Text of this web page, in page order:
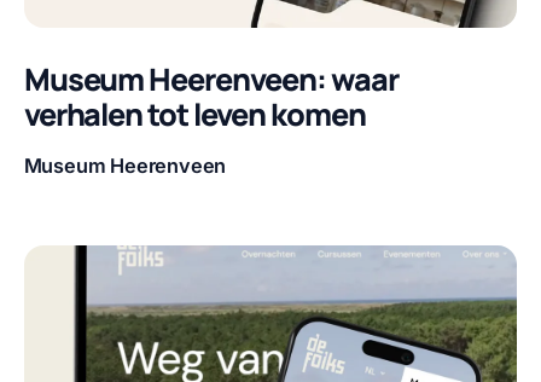
Museum Heerenveen: waar
verhalen tot leven komen
Klant
Museum Heerenveen